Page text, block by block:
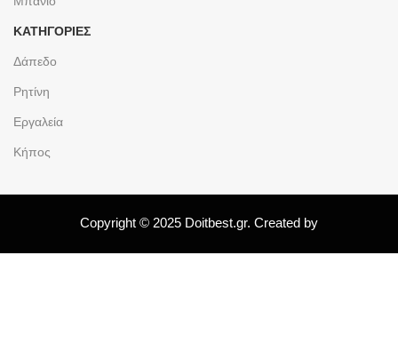
ΚΑΤΗΓΟΡΙΕΣ
Δάπεδο
Ρητίνη
Εργαλεία
Κήπος
Copyright © 2025 Doitbest.gr. Created by